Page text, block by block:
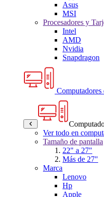
Asus
MSI
Procesadores y
Intel
AMD
Nvidia
Snapdragon
Ver todo en
Tamaño de pantalla
22" a 27"
Más de 27"
Marca
Lenovo
Hp
Apple